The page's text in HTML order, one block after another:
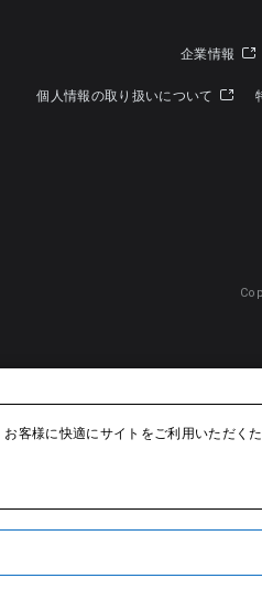
企業情報
個人情報の取り扱いについて
客様に快適にサイトをご利用いただく